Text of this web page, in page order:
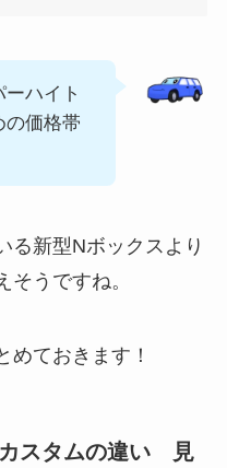
ハイト
の価格帯
る新型Nボックスより
うですね。
めておきます！
スタムの違い 見